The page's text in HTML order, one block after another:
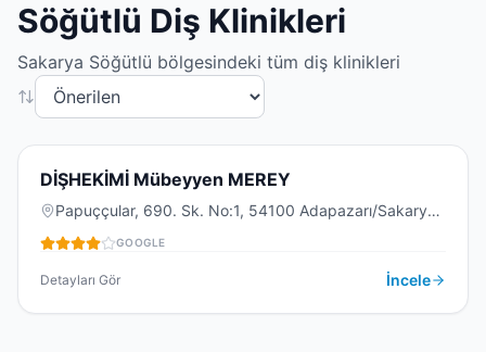
Söğütlü Diş Klinikleri
Sakarya Söğütlü bölgesindeki tüm diş klinikleri
D
DIŞ KLINIĞI
DİŞHEKİMİ Mübeyyen MEREY
Papuççular, 690. Sk. No:1, 54100 Adapazarı/Sakarya,
Türkiye
GOOGLE
Detayları Gör İncele